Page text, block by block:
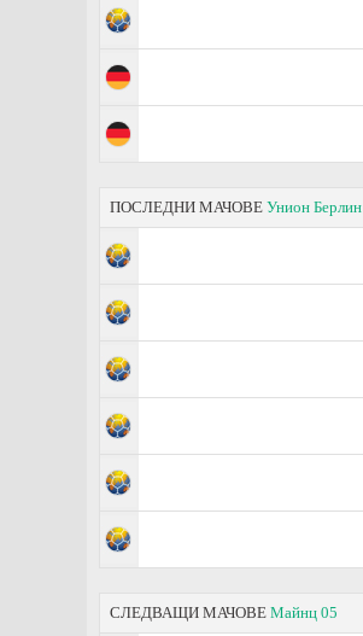
ПОСЛЕДНИ МАЧОВЕ Унион Берлин
СЛЕДВАЩИ МАЧОВЕ Майнц 05